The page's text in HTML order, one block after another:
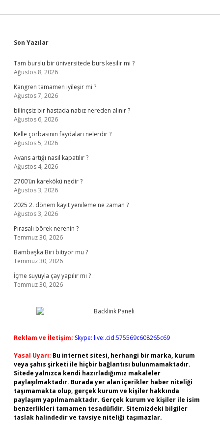
Sidebar
Son Yazılar
Tam burslu bir üniversitede burs kesilir mi ?
Ağustos 8, 2026
Kangren tamamen iyileşir mi ?
Ağustos 7, 2026
bilinçsiz bir hastada nabız nereden alınır ?
Ağustos 6, 2026
Kelle çorbasının faydaları nelerdir ?
Ağustos 5, 2026
Avans artığı nasıl kapatılır ?
Ağustos 4, 2026
2700’ün karekökü nedir ?
Ağustos 3, 2026
2025 2. dönem kayıt yenileme ne zaman ?
Ağustos 3, 2026
Pırasalı börek nerenin ?
Temmuz 30, 2026
Bambaşka Biri bitiyor mu ?
Temmuz 30, 2026
İçme suyuyla çay yapılır mı ?
Temmuz 30, 2026
Reklam ve İletişim: Skype: live:.cid.575569c608265c69
Yasal Uyarı: Bu internet sitesi, herhangi bir marka, kurum
veya şahıs şirketi ile hiçbir bağlantısı bulunmamaktadır.
Sitede yalnızca kendi hazırladığımız makaleler
paylaşılmaktadır. Burada yer alan içerikler haber niteliği
taşımamakta olup, gerçek kurum ve kişiler hakkında
paylaşım yapılmamaktadır. Gerçek kurum ve kişiler ile isim
benzerlikleri tamamen tesadüfidir. Sitemizdeki bilgiler
taslak halindedir ve tavsiye niteliği taşımazlar.